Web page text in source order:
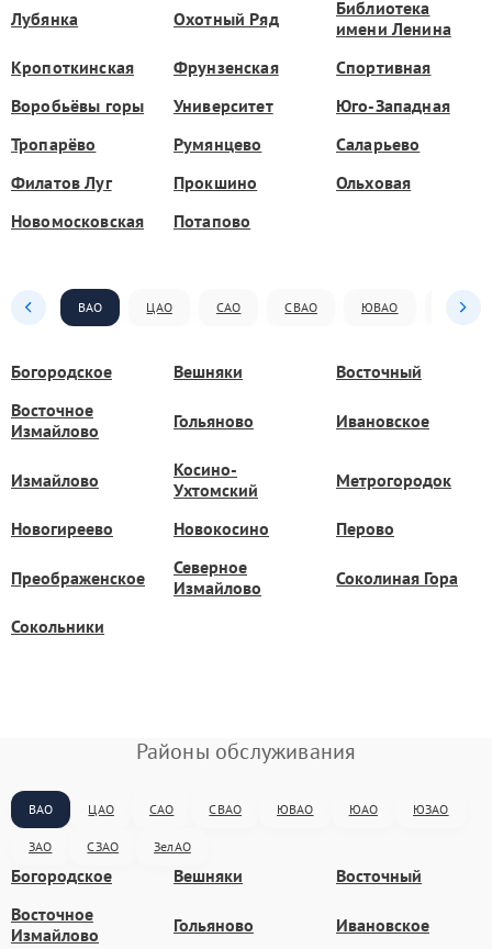
Лубянка Охотный Ряд
Библиотека
имени Ленина
Кропоткинская
Фрунзенская
Спортивная
Воробьёвы горы
Университет
Юго-Западная
Тропарёво
Румянцево
Саларьево
Филатов Луг
Прокшино
Ольховая
Новомосковская
Потапово
ВАО ЦАО САО СВАО ЮВАО ЮАО
Богородское Вешняки
Восточный
Восточное
Измайлово
Гольяново Ивановское
Измайлово
Косино-
Ухтомский
Метрогородок
Новогиреево Новокосино Перово
Преображенское
Северное
Измайлово
Соколиная Гора
Сокольники
Районы обслуживания
ВАО ЦАО САО СВАО ЮВАО ЮАО ЮЗАО
ЗАО СЗАО ЗелАО
Богородское Вешняки
Восточный
Восточное
Измайлово
Гольяново Ивановское